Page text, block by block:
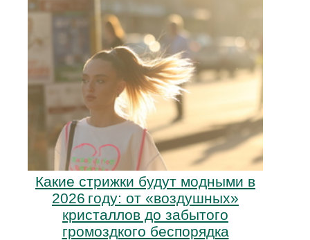
Какие стрижки будут модными в
2026 году: от «воздушных»
кристаллов до забытого
громоздкого беспорядка